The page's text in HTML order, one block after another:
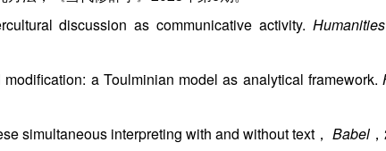
discussion as communicative activity.
a Toulminian model as analytical framework.
simultaneous interpreting with and without text， Babel